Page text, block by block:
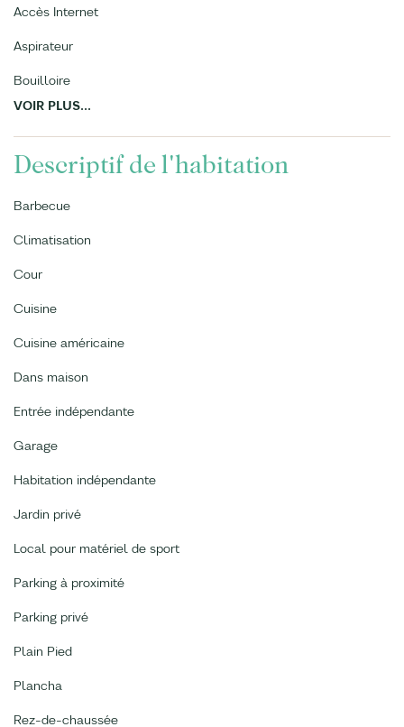
Accès Internet
Aspirateur
Bouilloire
VOIR PLUS...
Descriptif de l'habitation
Barbecue
Climatisation
Cour
Cuisine
Cuisine américaine
Dans maison
Entrée indépendante
Garage
Habitation indépendante
Jardin privé
Local pour matériel de sport
Parking à proximité
Parking privé
Plain Pied
Plancha
Rez-de-chaussée